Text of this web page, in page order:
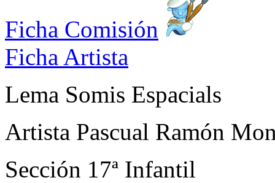
Ficha Comisión
Ficha Artista
Lema Somis Espacials
Artista Pascual Ramón
Sección 17ª Infantil